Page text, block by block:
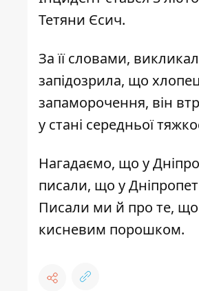
Тетяни Єсич.
За її словами,
запідозрила, що
запаморочення, він
у стані середньої
Нагадаємо, що у
писали, що у
Писали ми й про те, що
кисневим порошком.